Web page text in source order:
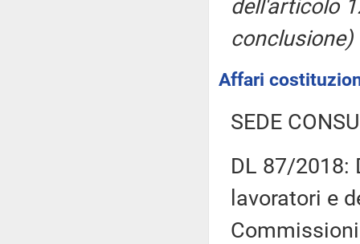
dell'articolo
conclusione)
Affari
SEDE
DL 87/2018:
lavoratori e